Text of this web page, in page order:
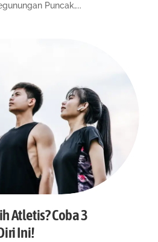
Puncak,...
Atletis? Coba 3
Ini!